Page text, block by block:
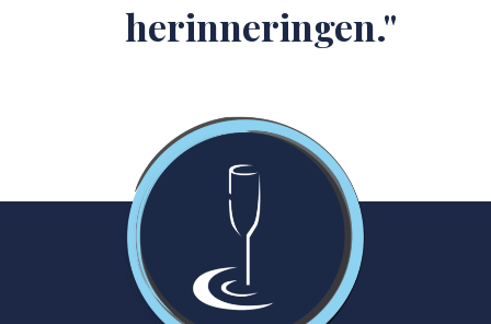
herinneringen."